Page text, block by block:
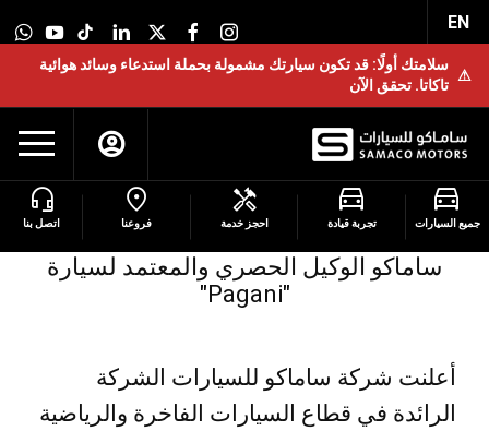
EN
⚠
سلامتك أولًا: قد تكون سيارتك مشمولة بحملة استدعاء وسائد هوائية
تاكاتا. تحقق الآن
جميع السيارات تجربة قيادة احجز خدمة فروعنا اتصل بنا
ساماكو الوكيل الحصري والمعتمد لسيارة
"Pagani"​
أعلنت شركة ساماكو للسيارات الشركة
الرائدة في قطاع السيارات الفاخرة والرياضية